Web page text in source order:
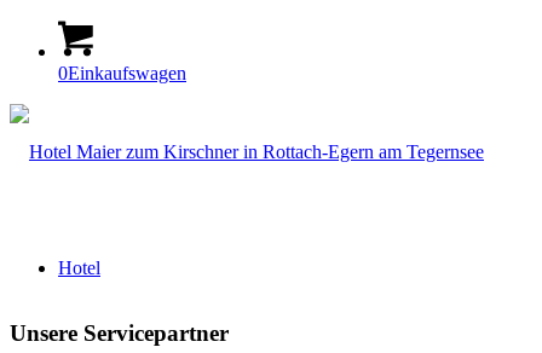
0Einkaufswagen
Hotel
Unsere Servicepartner